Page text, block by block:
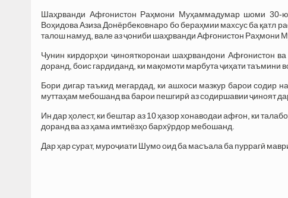
Шаҳрванди Афғонистон Раҳмони Муҳаммадумар шоми
Воҳидова Азиза Донёрбековнаро бо бераҳмии махсус ба қатл
талош намуд, вале аз ҷониби шаҳрванди Афғонистон Раҳмони
Чунин кирдорҳои ҷинояткоронаи шаҳрвандони Афғонистон
доранд, боис гардиданд, ки мақомоти марбута ҷиҳати таъмини
Бори дигар таъкид мегардад, ки ашхоси мазкур барои содир
муттаҳам мебошанд ва барои пешгирӣ аз содиршавии ҷиноят
Ин дар ҳолест, ки бештар аз 10 ҳазор хонаводаи афғон, ки
доранд ва аз ҳама имтиёзҳо бархӯрдор мебошанд.
Дар ҳар сурат, муроҷиати Шумо оид ба масъала ба пуррагӣ